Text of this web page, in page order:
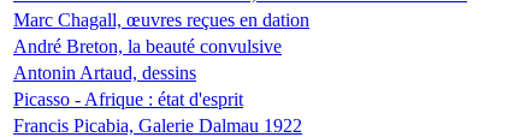
Marc Chagall, œuvres reçues en dation
André Breton, la beauté convulsive
Antonin Artaud, dessins
Picasso - Afrique : état d'esprit
Francis Picabia, Galerie Dalmau 1922